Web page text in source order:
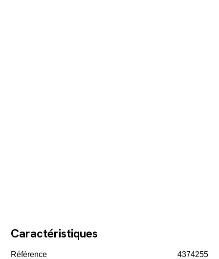
Caractéristiques
Référence 4374255